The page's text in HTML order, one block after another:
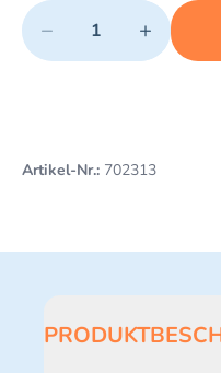
Quantity
− +
Minimum quantity: 1
Add 1 item to cart
Artikel-Nr.: 702313